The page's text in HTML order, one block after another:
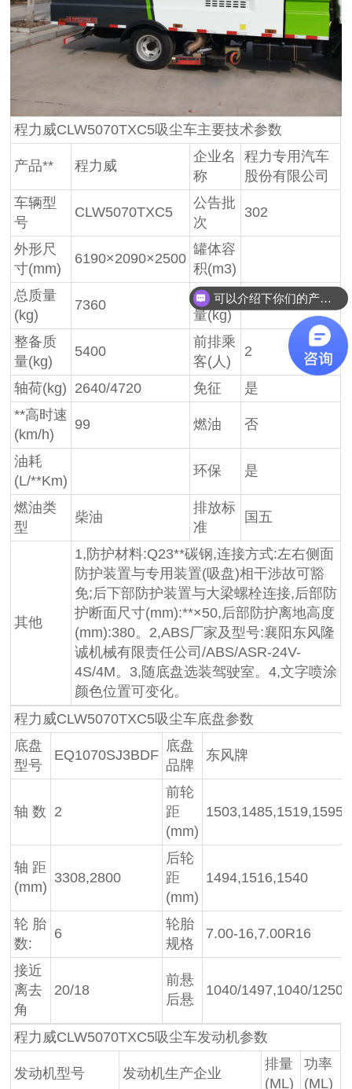
程力威CLW5070TXC5吸尘车主要技术参数
产品** 程力威
企业名
称
程力专用汽车
股份有限公司
车辆型
号
CLW5070TXC5
公告批
次
302
外形尺
寸(mm)
6190×2090×2500
罐体容
积(m3)
总质量
(kg)
7360
额定质
量(kg)
1830
整备质
量(kg)
5400
前排乘
客(人)
2
轴荷(kg) 2640/4720 免征
是
**高时速
(km/h)
99 燃油 否
油耗
(L/**Km)
环保 是
燃油类
型
柴油
排放标
准
国五
其他
1,防护材料:Q23**碳钢,连接方式:左右侧面
防护装置与专用装置(吸盘)相干涉故可豁
免;后下部防护装置与大梁螺栓连接,后部防
护断面尺寸(mm):**×50,后部防护离地高度
(mm):380。2,ABS厂家及型号:襄阳东风隆
诚机械有限责任公司/ABS/ASR-24V-
4S/4M。3,随底盘选装驾驶室。4,文字喷涂
颜色位置可变化。
程力威CLW5070TXC5吸尘车底盘参数
底盘
型号
EQ1070SJ3BDF
底盘
品牌
东风牌
轴 数 2
前轮
距
(mm)
1503,1485,1519,1595
轴 距
(mm)
3308,2800
后轮
距
(mm)
1494,1516,1540
轮 胎
数:
6
轮胎
规格
7.00-16,7.00R16
接近
离去
角
20/18
前悬
后悬
1040/1497,1040/1250
程力威CLW5070TXC5吸尘车发动机参数
发动机型号 发动机生产企业
排量
(ML)
功率
(ML)
可以介绍下你们的产品么？
你们是怎么收费的呢？